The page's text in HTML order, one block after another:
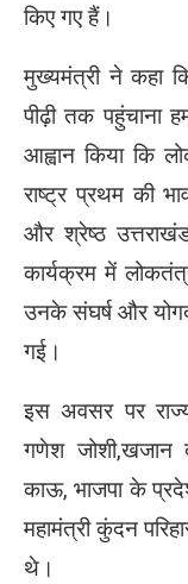
किए गए हैं।
मुख्यमंत्री ने कहा
पीढ़ी तक पहुंचाना
आह्वान किया कि
राष्ट्र प्रथम की
और श्रेष्ठ
कार्यक्रम में
उनके संघर्ष और
गई।
इस अवसर पर
गणेश जोशी,खजान
काऊ, भाजपा के
महामंत्री कुंदन
थे।